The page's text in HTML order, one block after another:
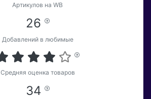
Артикулов на WB
26
Добавлений в любимые
Средняя оценка товаров
34